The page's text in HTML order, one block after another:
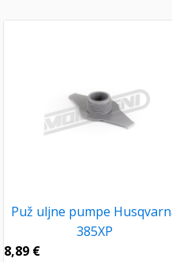
Puž uljne pumpe
385XP
8,89 €